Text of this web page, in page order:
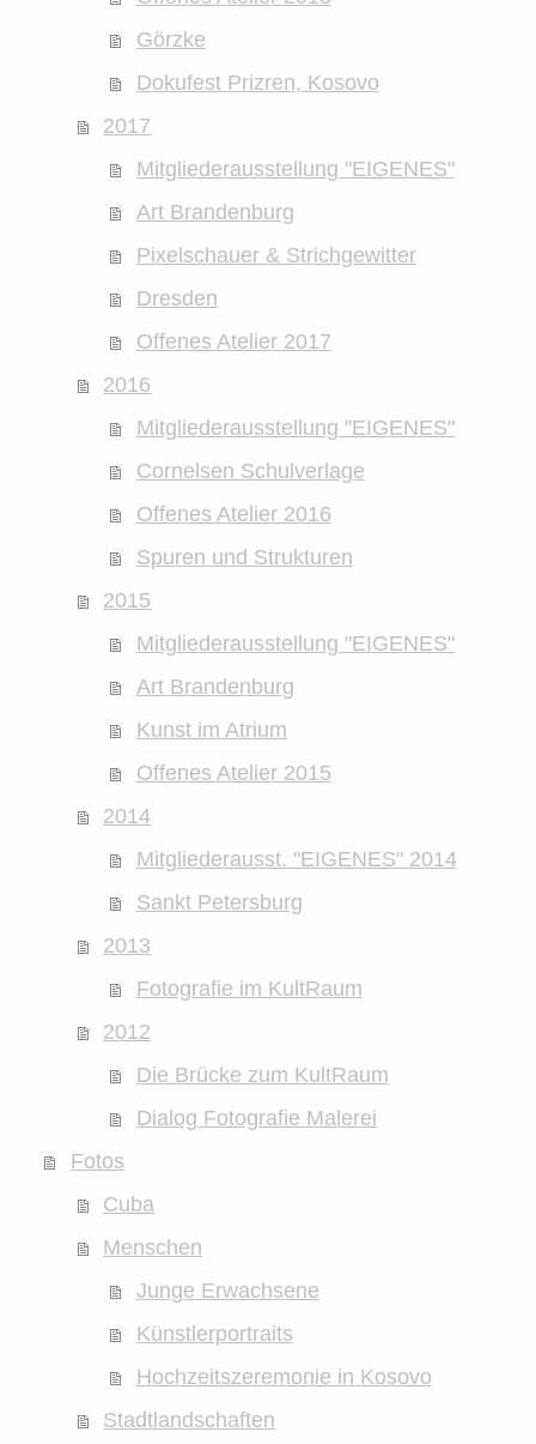
Görzke
Dokufest Prizren, Kosovo
2017
Mitgliederausstellung "EIGENES"
Art Brandenburg
Pixelschauer & Strichgewitter
Dresden
Offenes Atelier 2017
2016
Mitgliederausstellung "EIGENES"
Cornelsen Schulverlage
Offenes Atelier 2016
Spuren und Strukturen
2015
Mitgliederausstellung "EIGENES"
Art Brandenburg
Kunst im Atrium
Offenes Atelier 2015
2014
Mitgliederausst. "EIGENES" 2014
Sankt Petersburg
2013
Fotografie im KultRaum
2012
Die Brücke zum KultRaum
Dialog Fotografie Malerei
Fotos
Cuba
Menschen
Junge Erwachsene
Künstlerportraits
Hochzeitszeremonie in Kosovo
Stadtlandschaften